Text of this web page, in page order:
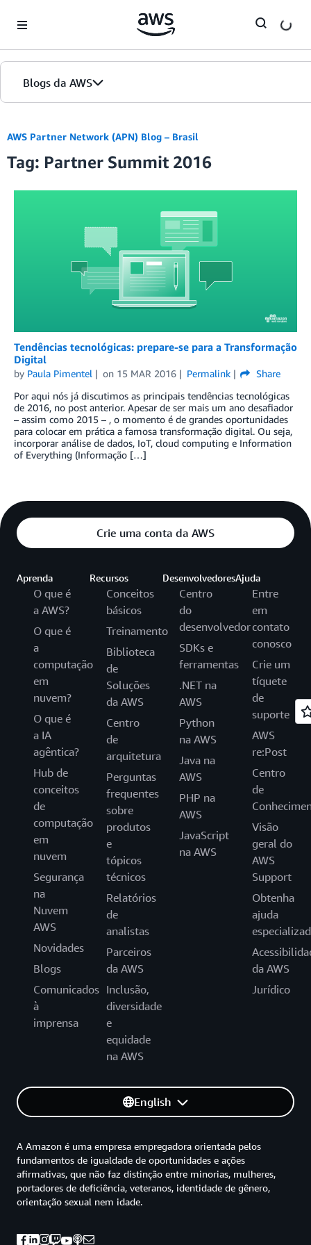
Blogs da AWS
Edições
AWS Partner Network (APN) Blog – Brasil
Tag: Partner Summit 2016
Tendências tecnológicas: prepare-se para a Transformação
Digital
by Paula Pimentel on 15 MAR 2016 Permalink
Share
Por aqui nós já discutimos as principais tendências tecnológicas
de 2016, no post anterior. Apesar de ser mais um ano desafiador
– assim como 2015 – , o momento é de grandes oportunidades
para colocar em prática a famosa transformação digital. Ou seja,
incorporar análise de dados, IoT, cloud computing e Information
of Everything (Informação […]
Crie uma conta da AWS
Aprenda
O que é
a AWS?
O que é
a
computação
em
nuvem?
O que é
a IA
agêntica?
Hub de
conceitos
de
computação
em
nuvem
Segurança
na
Nuvem
AWS
Novidades
Blogs
Comunicados
à
imprensa
Recursos
Conceitos
básicos
Treinamento
Biblioteca
de
Soluções
da AWS
Centro
de
arquitetura
Perguntas
frequentes
sobre
produtos
e
tópicos
técnicos
Relatórios
de
analistas
Parceiros
da AWS
Inclusão,
diversidade
e
equidade
na AWS
Desenvolvedores
Centro
do
desenvolvedor
SDKs e
ferramentas
.NET na
AWS
Python
na AWS
Java na
AWS
PHP na
AWS
JavaScript
na AWS
Ajuda
Entre
em
contato
conosco
Crie um
tíquete
de
suporte
AWS
re:Post
Centro
de
Visão
geral do
AWS
Support
Obtenha
ajuda
da AWS
Jurídico
English
A Amazon é uma empresa empregadora orientada pelos
fundamentos de igualdade de oportunidades e ações
afirmativas, que não faz distinção entre minorias, mulheres,
portadores de deficiência, veteranos, identidade de gênero,
orientação sexual nem idade.